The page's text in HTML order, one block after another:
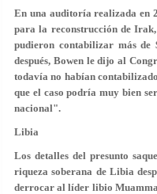
En una auditoría realizada en
para la reconstrucción de
pudieron contabilizar más de
después, Bowen le dijo al
todavía no habían
que el caso podría muy bien
nacional".
Libia
Los detalles del presunto
riqueza soberana de Libia
derrocar al líder libio